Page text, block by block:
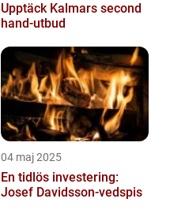
Upptäck Kalmars second
hand-utbud
04 maj 2025
En tidlös investering:
Josef Davidsson-vedspis